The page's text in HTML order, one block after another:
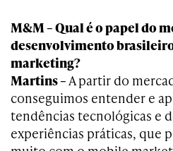
M&M – Qual é o papel do
desenvolvimento
marketing?
Martins –A partir do
conseguimos entender e
tendências tecnológicas e
experiências práticas, que